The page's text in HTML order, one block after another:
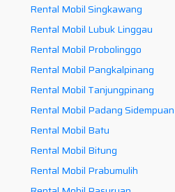
Rental Mobil Singkawang
Rental Mobil Lubuk Linggau
Rental Mobil Probolinggo
Rental Mobil Pangkalpinang
Rental Mobil Tanjungpinang
Rental Mobil Padang Sidempuan
Rental Mobil Batu
Rental Mobil Bitung
Rental Mobil Prabumulih